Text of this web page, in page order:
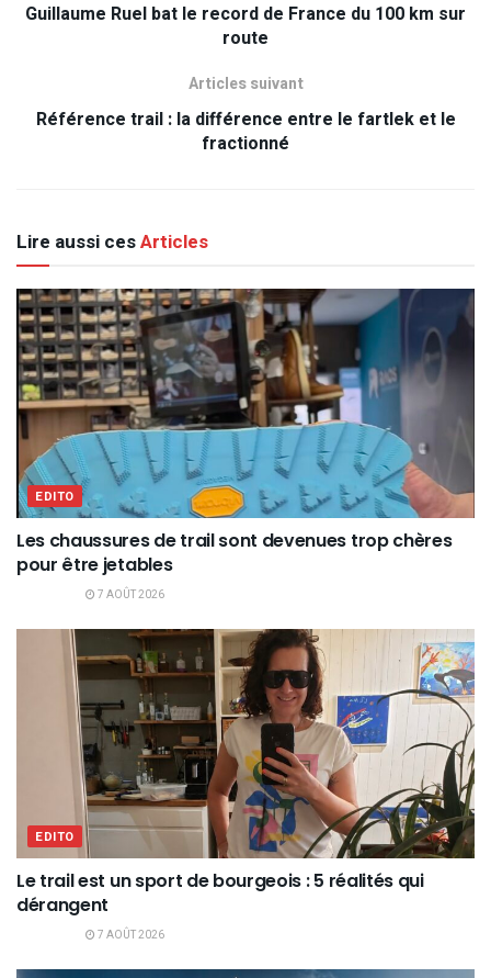
Guillaume Ruel bat le record de France du 100 km sur
route
Articles suivant
Référence trail : la différence entre le fartlek et le
fractionné
Lire aussi cesArticles
EDITO
Les chaussures de trail sont devenues trop chères
pour être jetables
7 AOÛT 2026
EDITO
Le trail est un sport de bourgeois : 5 réalités qui
dérangent
7 AOÛT 2026